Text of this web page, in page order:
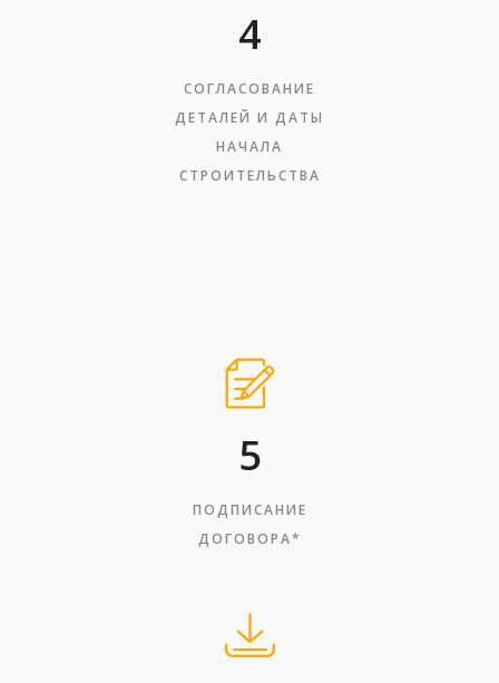
4
СОГЛАСОВАНИЕ
ДЕТАЛЕЙ И ДАТЫ
НАЧАЛА
СТРОИТЕЛЬСТВА
5
ПОДПИСАНИЕ
ДОГОВОРА*